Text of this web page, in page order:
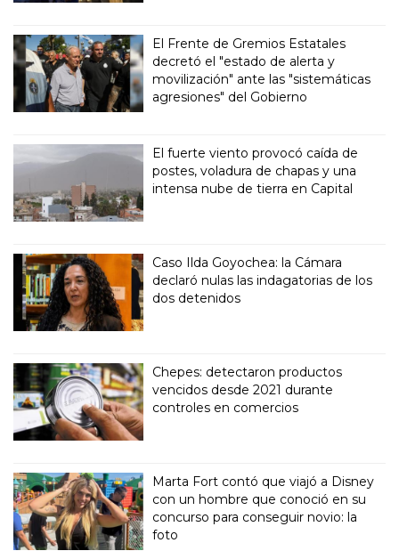
El Frente de Gremios Estatales
decretó el "estado de alerta y
movilización" ante las "sistemáticas
agresiones" del Gobierno
El fuerte viento provocó caída de
postes, voladura de chapas y una
intensa nube de tierra en Capital
Caso Ilda Goyochea: la Cámara
declaró nulas las indagatorias de los
dos detenidos
Chepes: detectaron productos
vencidos desde 2021 durante
controles en comercios
Marta Fort contó que viajó a Disney
con un hombre que conoció en su
concurso para conseguir novio: la
foto